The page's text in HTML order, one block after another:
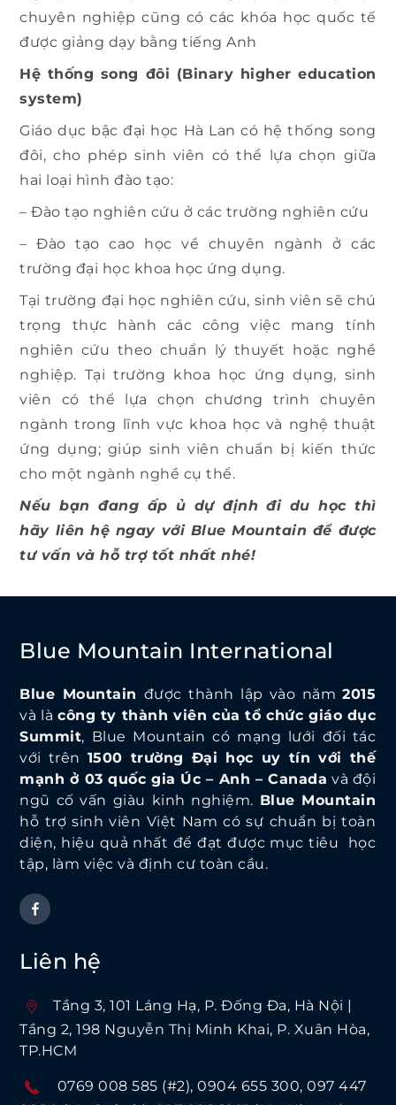
chuyên nghiệp cũng có các khóa học quốc tế
được giảng dạy bằng tiếng Anh
Hệ thống song đôi (Binary higher education
system)
Giáo dục bậc đại học Hà Lan có hệ thống song
đôi, cho phép sinh viên có thể lựa chọn giữa
hai loại hình đào tạo:
– Đào tạo nghiên cứu ở các trường nghiên cứu
– Đào tạo cao học về chuyên ngành ở các
trường đại học khoa học ứng dụng.
Tại trường đại học nghiên cứu, sinh viên sẽ chú
trọng thực hành các công việc mang tính
nghiên cứu theo chuẩn lý thuyết hoặc nghề
nghiệp. Tại trường khoa học ứng dụng, sinh
viên có thể lựa chọn chương trình chuyên
ngành trong lĩnh vực khoa học và nghệ thuật
ứng dụng; giúp sinh viên chuẩn bị kiến thức
cho một ngành nghề cụ thể.
Nếu bạn đang ấp ủ dự định đi du học thì
hãy liên hệ ngay với Blue Mountain để được
tư vấn và hỗ trợ tốt nhất nhé!
Blue Mountain International
Blue Mountain được thành lập vào năm2015
và làcông ty thành viên của tổ chức giáo dục
Summit, Blue Mountain có mạng lưới đối tác
với trên 1500 trường Đại học uy tín với thế
mạnh ở 03 quốc gia Úc – Anh – Canada và đội
ngũ cố vấn giàu kinh nghiệm. Blue Mountain
hỗ trợ sinh viên Việt Nam có sự chuẩn bị toàn
diện, hiệu quả nhất để đạt được mục tiêu học
tập, làm việc và định cư toàn cầu.
Liên hệ
Tầng 3, 101 Láng Hạ, P. Ðống Ða, Hà Nội |
Tầng 2, 198 Nguyễn Thị Minh Khai, P. Xuân Hòa,
TP.HCM
0769 008 585 (#2) 0904 655 300 097 447